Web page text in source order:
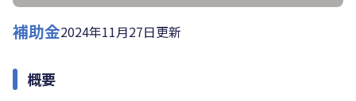
補助金2024年11月27日更新
概要